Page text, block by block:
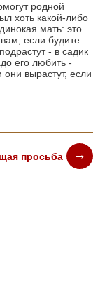
родной
хоть какой-либо
мать: это
если будите
- в садик
его любить -
вырастут, если
просьба